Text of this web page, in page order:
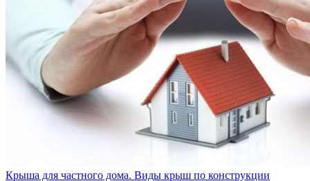
Крыша для частного дома. Виды крыш по конструкции